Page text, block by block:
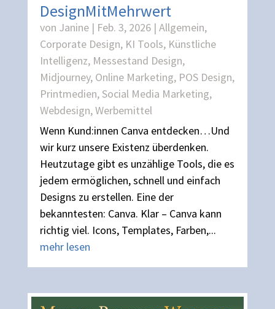
DesignMitMehrwert
von Janine| Feb. 3, 2026| Allgemein,
Corporate Design, KI Tools, Künstliche
Intelligenz, Messestand Design,
Midjourney, Online Marketing, POS Design,
Printmedien,Social Media Marketing,
Webdesign,Werbemittel
Wenn Kund:innen Canva entdecken…Und
wir kurz unsere Existenz überdenken.
Heutzutage gibt es unzählige Tools, die es
jedem ermöglichen, schnell und einfach
Designs zu erstellen. Eine der
bekanntesten: Canva. Klar – Canva kann
richtig viel. Icons, Templates, Farben,...
mehr lesen